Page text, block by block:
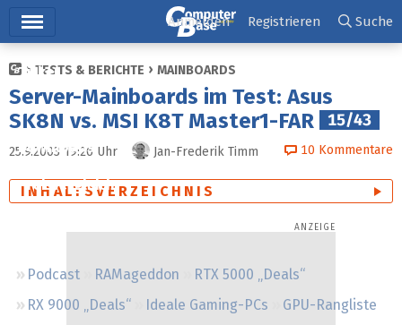
Ticker
Tests
Downloads
Preisvergleich
Podcast RAMageddon
RTX 5000 „Deals“
RX 9000 „Deals“
Ideale Gaming-PCs
GPU-Rangliste
Anmelden Registrieren Suche
TESTS & BERICHTE MAINBOARDS
Server-Mainboards im Test: Asus
SK8N vs. MSI K8T Master1-FAR
15/43
25.9.2003 19:26 Uhr Jan-Frederik Timm 10 Kommentare
INHALTSVERZEICHNIS